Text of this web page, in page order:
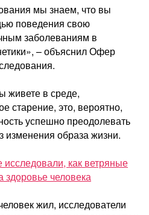
мы знаем, что вы
поведения свою
заболеваниям в
– объяснил Офер
живете в среде,
старение, это, вероятно,
успешно преодолевать
изменения образа жизни.
как ветряные
здоровье человека
жил, исследователи